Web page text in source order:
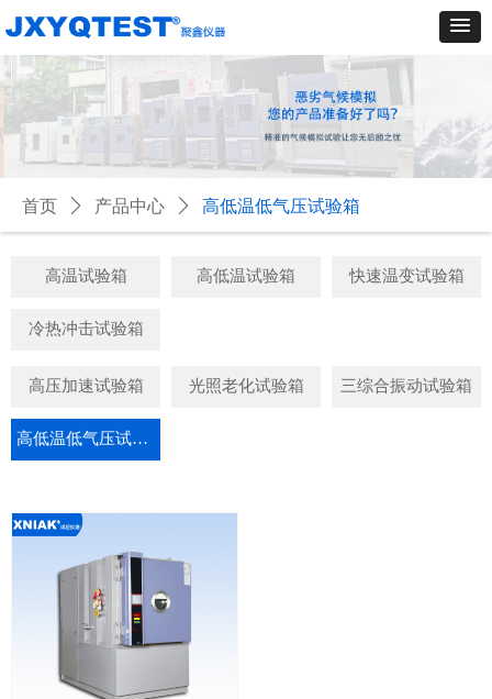
首页 ꄲ 产品中心 ꄲ 高低温低气压试验箱
高温试验箱 高低温试验箱 快速温变试验箱
冷热冲击试验箱
高压加速试验箱 光照老化试验箱 三综合振动试验箱
高低温低气压试验箱